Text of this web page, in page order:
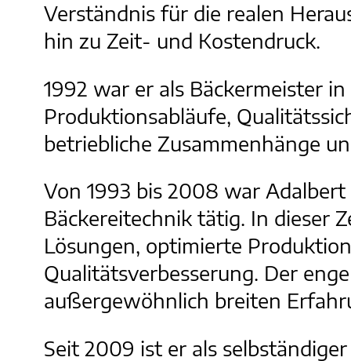
Verständnis für die realen
hin zu Zeit- und Kostendruck.
1992 war er als Bäckermeister
Produktionsabläufe,
betriebliche Zusammenhänge
Von 1993 bis 2008 war
Bäckereitechnik tätig. In dieser
Lösungen, optimierte
Qualitätsverbesserung. Der
außergewöhnlich breiten
Seit 2009 ist er als